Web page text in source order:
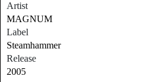
Artist
MAGNUM
Label
Steamhammer
Release
2005